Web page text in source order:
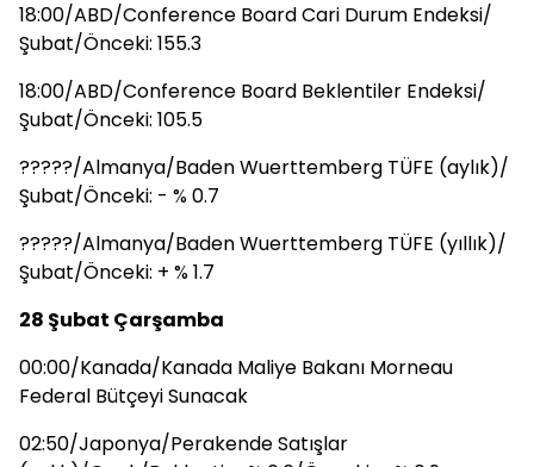
18:00/ABD/Conference Board Cari Durum Endeksi/
Şubat/Önceki: 155.3
18:00/ABD/Conference Board Beklentiler Endeksi/
Şubat/Önceki: 105.5
?????/Almanya/Baden Wuerttemberg TÜFE (aylık)/
Şubat/Önceki: - % 0.7
?????/Almanya/Baden Wuerttemberg TÜFE (yıllık)/
Şubat/Önceki: + % 1.7
28 Şubat Çarşamba
00:00/Kanada/Kanada Maliye Bakanı Morneau
Federal Bütçeyi Sunacak
02:50/Japonya/Perakende Satışlar